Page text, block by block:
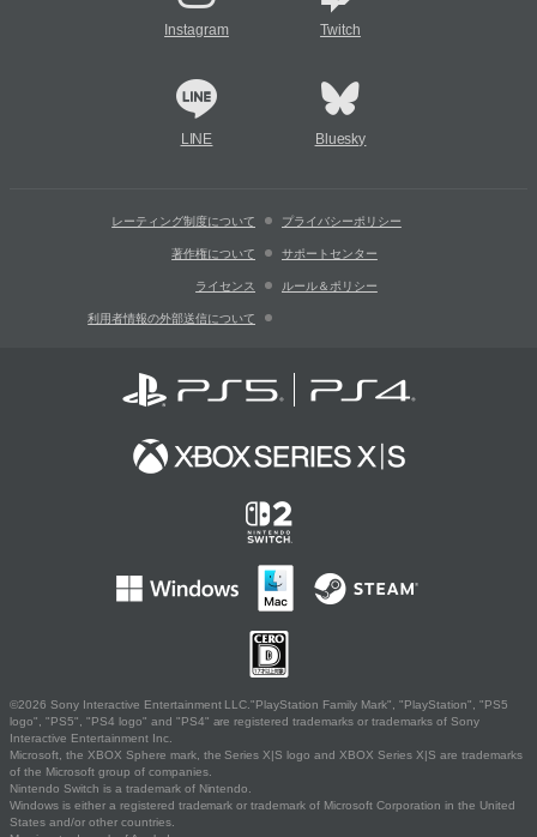
Instagram Twitch
LINE Bluesky
レーティング制度について プライバシーポリシー
著作権について サポートセンター
ライセンス ルール＆ポリシー
利用者情報の外部送信について
©2026 Sony Interactive Entertainment LLC."PlayStation Family Mark", "PlayStation", "PS5
logo", "PS5", "PS4 logo" and "PS4" are registered trademarks or trademarks of Sony
Interactive Entertainment Inc.
Microsoft, the XBOX Sphere mark, the Series X|S logo and XBOX Series X|S are trademarks
of the Microsoft group of companies.
Nintendo Switch is a trademark of Nintendo.
Windows is either a registered trademark or trademark of Microsoft Corporation in the United
States and/or other countries.